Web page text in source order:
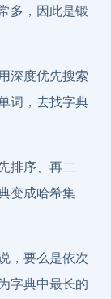
多，因此是锻
深度优先搜索
词，去找字典
排序、再二
变成哈希集
，要么是依次
字典中最长的